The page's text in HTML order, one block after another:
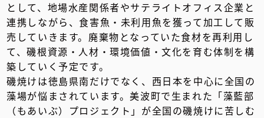
として、地場水産関係者やサテライトオフィス企業と
連携しながら、食害魚・未利用魚を獲って加工して販
売していきます。廃棄物となっていた食材を再利用し
て、磯根資源・人材・環境価値・文化を育む体制を構
築していく予定です。
磯焼けは徳島県南だけでなく、西日本を中心に全国の
藻場が悩まされています。美波町で生まれた「藻藍部
（もあいぶ）プロジェクト」が全国の磯焼けに苦しむ